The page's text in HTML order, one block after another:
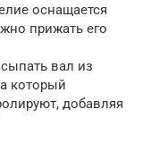
оснащается
прижать его
вал из
который
добавляя